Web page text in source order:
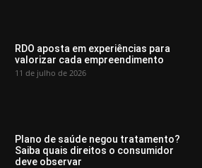
RDO aposta em experiências para
valorizar cada empreendimento
11 de julho de 2026
Plano de saúde negou tratamento?
Saiba quais direitos o consumidor
deve observar